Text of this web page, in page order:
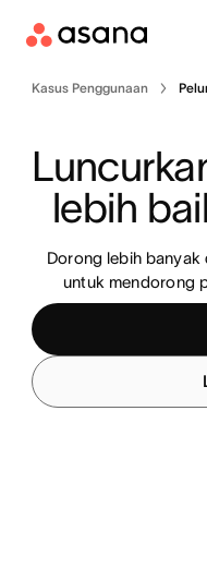
Kasus Penggunaan
lebih
Dorong lebih
untuk mendorong